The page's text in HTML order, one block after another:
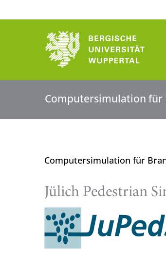
Computersimulation für
Computersimulation für
Jülich Pedestrian